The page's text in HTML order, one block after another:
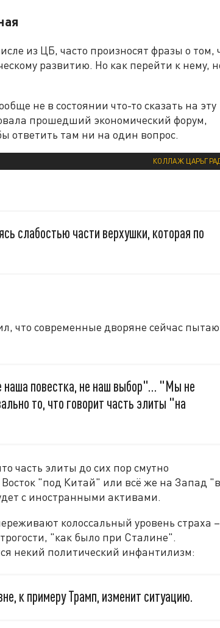
из ЦБ, часто произносят фразы о том,
развитию. Но как перейти к нему,
не в состоянии что-то сказать на эту
прошедший экономический форум,
ответить там ни на один вопрос.
КОЛЛАЖ
слабостью части верхушки, которая по
что современные дворяне сейчас
наша повестка, не наш выбор"… "Мы не
то, что говорит часть элиты "на
часть элиты до сих пор смутно
"под Китай" или всё же на Запад "в
с иностранными активами.
колоссальный уровень страха –
"как было при Сталине".
некий политический инфантилизм:
к примеру Трамп, изменит ситуацию.